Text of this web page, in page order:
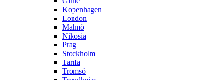
Kopenhagen
London
Malmö
Nikosia
Prag
Stockholm
Tarifa
Tromsö